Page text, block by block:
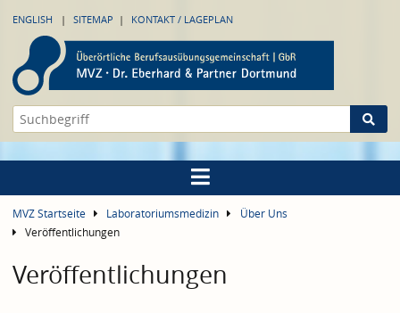
ENGLISH SITEMAP KONTAKT / LAGEPLAN
MVZ Startseite Laboratoriumsmedizin
Über Uns
Veröffentlichungen
Veröffentlichungen